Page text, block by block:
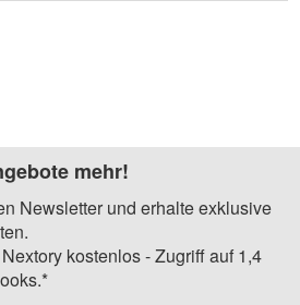
mehr!
Newsletter und erhalte exklusive
kostenlos - Zugriff auf 1,4